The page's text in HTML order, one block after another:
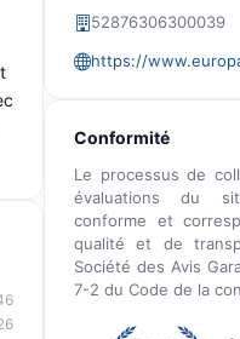
52876306300039
https://
Conformité
Le processus de
évaluations du
conforme et
qualité et de
Société des Avis
7-2 du Code de la